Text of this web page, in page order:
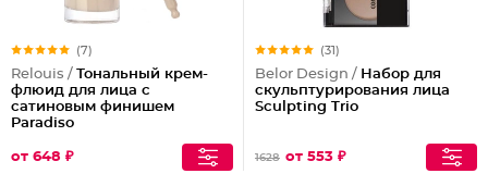
(7)
Relouis / Тональный крем-
флюид для лица c
сатиновым финишем
Paradiso
от 648 ₽
(31)
Belor Design / Набор для
скульптурирования лица
Sculpting Triо
1628 от 553 ₽